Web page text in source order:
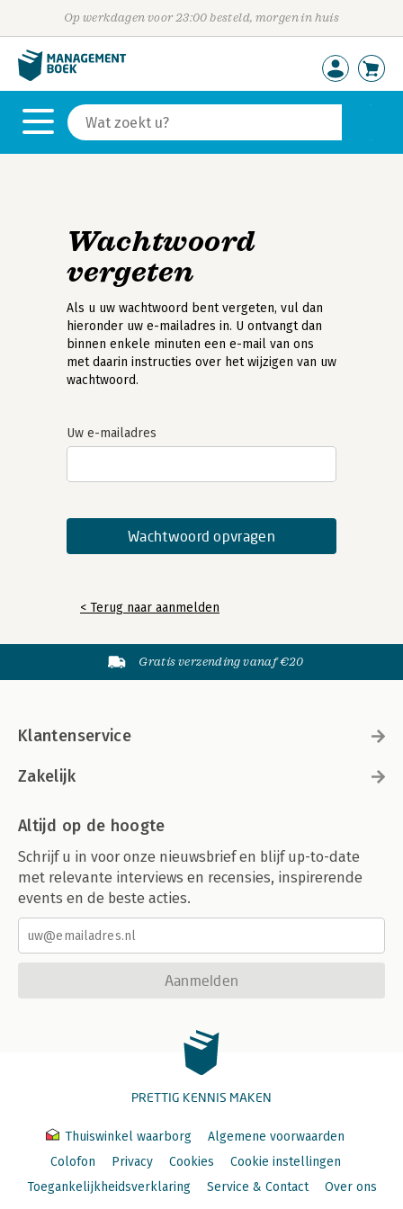
Op werkdagen voor 23:00 besteld, morgen in huis
Wachtwoord
vergeten
Als u uw wachtwoord bent vergeten, vul dan
hieronder uw e-mailadres in. U ontvangt dan
binnen enkele minuten een e-mail van ons
met daarin instructies over het wijzigen van uw
wachtwoord.
Uw e-mailadres
< Terug naar aanmelden
Gratis verzending vanaf €20
Klantenservice
Zakelijk
Altijd op de hoogte
Schrijf u in voor onze nieuwsbrief en blijf up-to-date
met relevante interviews en recensies, inspirerende
events en de beste acties.
Aanmelden
PRETTIG KENNIS MAKEN
Thuiswinkel waarborg
Algemene voorwaarden
Colofon
Privacy Cookies
Cookie instellingen
Toegankelijkheidsverklaring
Service & Contact Over ons